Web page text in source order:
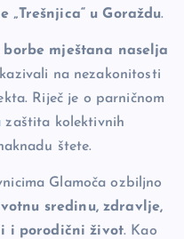
„Trešnjica“ u Goraždu.
borbe mještana naselja
na nezakonitosti
Riječ je o parničnom
zaštita kolektivnih
štete.
Glamoča ozbiljno
sredinu, zdravlje,
i porodični život. Kao